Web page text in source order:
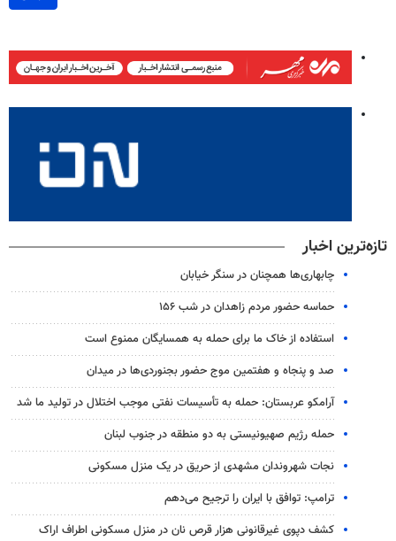
تازه‌ترین اخبار
چابهاری‌ها همچنان در سنگر خیابان
حماسه حضور مردم زاهدان در شب ۱۵۶
استفاده از خاک ما برای حمله به همسایگان ممنوع است
صد و پنجاه و هفتمین موج حضور بجنوردی‌ها در میدان
آرامکو عربستان: حمله به تأسیسات نفتی موجب اختلال در تولید ما شد
حمله رژیم صهیونیستی به دو منطقه در جنوب لبنان
نجات شهروندان مشهدی از حریق در یک منزل مسکونی
ترامپ: توافق با ایران را ترجیح می‌دهم
کشف دپوی غیرقانونی هزار قرص نان در منزل مسکونی اطراف اراک